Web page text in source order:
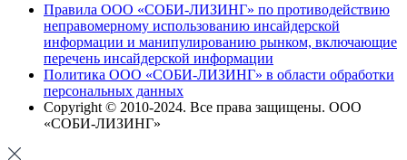
Правила ООО «СОБИ-ЛИЗИНГ» по противодействию
неправомерному использованию инсайдерской
информации и манипулированию рынком, включающие
перечень инсайдерской информации
Политика ООО «СОБИ-ЛИЗИНГ» в области обработки
персональных данных
Copyright © 2010-2024. Все права защищены. ООО
«СОБИ-ЛИЗИНГ»